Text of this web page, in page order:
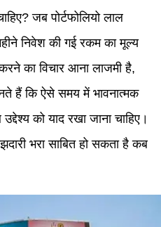
जब पोर्टफोलियो लाल
निवेश की गई रकम का मूल्य
का विचार आना लाजमी है,
हैं कि ऐसे समय में भावनात्मक
को याद रखा जाना चाहिए।
भरा साबित हो सकता है कब